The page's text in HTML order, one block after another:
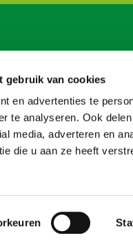
gebruik van cookies
en advertenties te
te analyseren. Ook
media, adverteren en
die u aan ze heeft
website